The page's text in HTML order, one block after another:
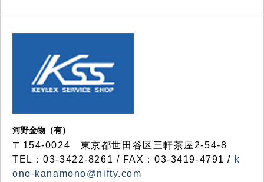
河野金物（有）
〒154-0024 東京都世田谷区三軒茶屋2-54-8
TEL：03-3422-8261 / FAX：03-3419-4791 / k
ono-kanamono@nifty.com